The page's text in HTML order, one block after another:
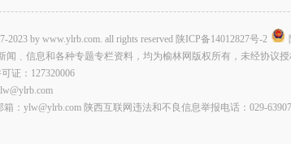
by www.ylrb.com. all rights reserved 陕ICP备14012827号-2
﹑信息和各种专题专栏资料，均为榆林网版权所有，未经协议授
证：127320006
：ylw@ylrb.com 陕西互联网违法和不良信息举报电话：029-